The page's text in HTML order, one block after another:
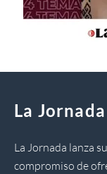
La
La Jornada lanza
compromiso de